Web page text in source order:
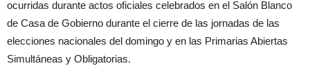
ocurridas durante actos oficiales celebrados en el Salón Blanco
de Casa de Gobierno durante el cierre de las jornadas de las
elecciones nacionales del domingo y en las Primarias Abiertas
Simultáneas y Obligatorias.